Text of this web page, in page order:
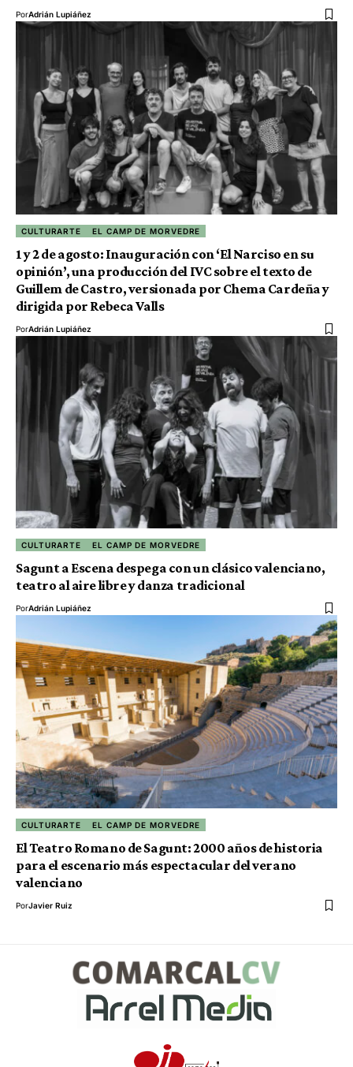
PorAdrián Lupiáñez
CULTURARTE EL CAMP DE MORVEDRE
1 y 2 de agosto: Inauguración con ‘El Narciso en su
opinión’, una producción del IVC sobre el texto de
Guillem de Castro, versionada por Chema Cardeña y
dirigida por Rebeca Valls
PorAdrián Lupiáñez
CULTURARTE EL CAMP DE MORVEDRE
Sagunt a Escena despega con un clásico valenciano,
teatro al aire libre y danza tradicional
PorAdrián Lupiáñez
CULTURARTE EL CAMP DE MORVEDRE
El Teatro Romano de Sagunt: 2000 años de historia
para el escenario más espectacular del verano
valenciano
PorJavier Ruiz